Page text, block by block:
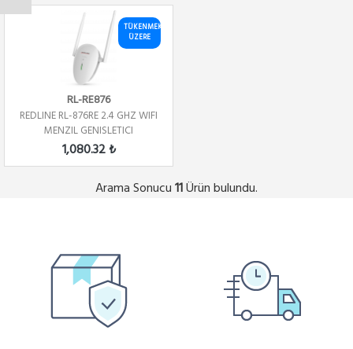
TÜKENMEK
ÜZERE
RL-RE876
REDLINE RL-876RE 2.4 GHZ WIFI
MENZIL GENISLETICI
1,080.32 ₺
Arama Sonucu 11Ürün bulundu.